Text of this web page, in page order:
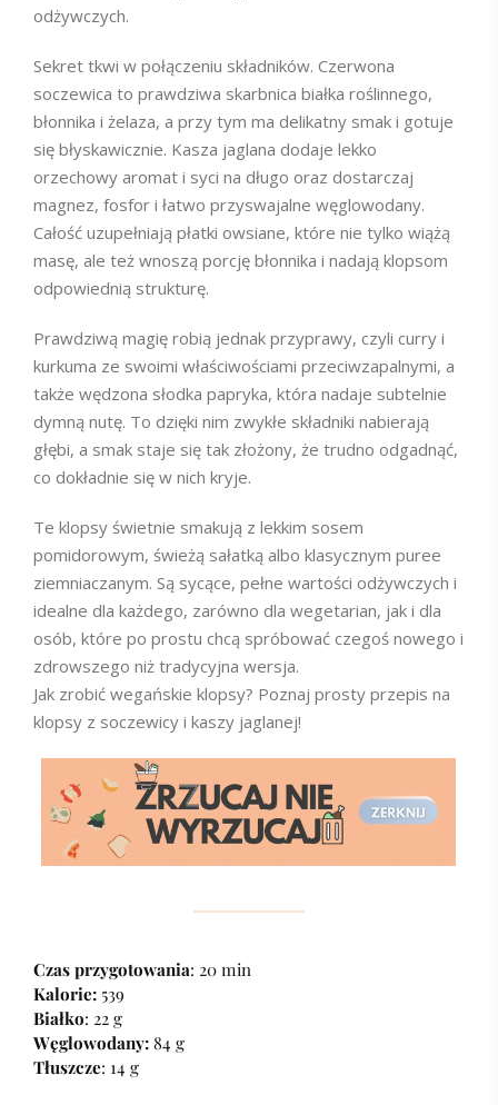
odżywczych.
Sekret tkwi w połączeniu składników. Czerwona
soczewica to prawdziwa skarbnica białka roślinnego,
błonnika i żelaza, a przy tym ma delikatny smak i gotuje
się błyskawicznie. Kasza jaglana dodaje lekko
orzechowy aromat i syci na długo oraz dostarczaj
magnez, fosfor i łatwo przyswajalne węglowodany.
Całość uzupełniają płatki owsiane, które nie tylko wiążą
masę, ale też wnoszą porcję błonnika i nadają klopsom
odpowiednią strukturę.
Prawdziwą magię robią jednak przyprawy, czyli curry i
kurkuma ze swoimi właściwościami przeciwzapalnymi, a
także wędzona słodka papryka, która nadaje subtelnie
dymną nutę. To dzięki nim zwykłe składniki nabierają
głębi, a smak staje się tak złożony, że trudno odgadnąć,
co dokładnie się w nich kryje.
Te klopsy świetnie smakują z lekkim sosem
pomidorowym, świeżą sałatką albo klasycznym puree
ziemniaczanym. Są sycące, pełne wartości odżywczych i
idealne dla każdego, zarówno dla wegetarian, jak i dla
osób, które po prostu chcą spróbować czegoś nowego i
zdrowszego niż tradycyjna wersja.
Jak zrobić wegańskie klopsy? Poznaj prosty przepis na
klopsy z soczewicy i kaszy jaglanej!
Czas przygotowania: 20 min
Kalorie: 539
Białko: 22 g
Węglowodany: 84 g
Tłuszcze: 14 g